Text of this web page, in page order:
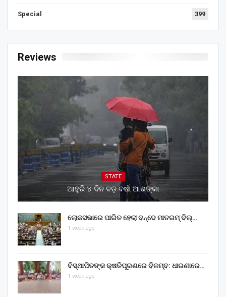
Special 399
Reviews
STATE
ଆହୁରି ୪ ଦିନ ବଡ଼ ବର୍ଷା ଆଶଙ୍କା
ଲୋକସଭାରେ ପାରିତ ହେଲା ବନ୍ଦେ ମାତରମ୍‌ ବିଲ୍‌…
1 week ago
ବିସ୍ଥାପିତଙ୍କ କ୍ଷତିପୂରଣରେ ବିଳମ୍ବ: ଧାରଣାରେ…
1 week ago